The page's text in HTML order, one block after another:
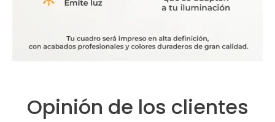
Opinión de los clientes